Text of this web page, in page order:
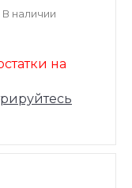
В наличии
на